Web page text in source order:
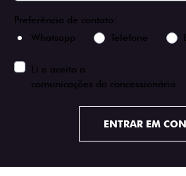
Preferência de contato:
Whatsapp
Telefone
Li e aceito a
comunicações da concessionária.
ENTRAR EM